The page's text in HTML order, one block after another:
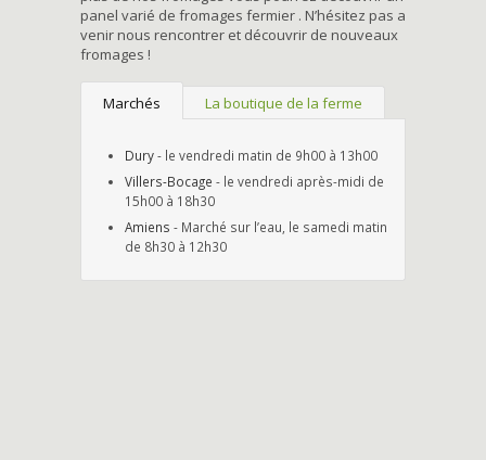
panel varié de fromages fermier . N’hésitez pas a
venir nous rencontrer et découvrir de nouveaux
fromages !
Marchés La boutique de la ferme
Dury- le vendredi matin de 9h00 à 13h00
Villers-Bocage - le vendredi après-midi de
15h00 à 18h30
Amiens - Marché sur l’eau, le samedi matin
de 8h30 à 12h30